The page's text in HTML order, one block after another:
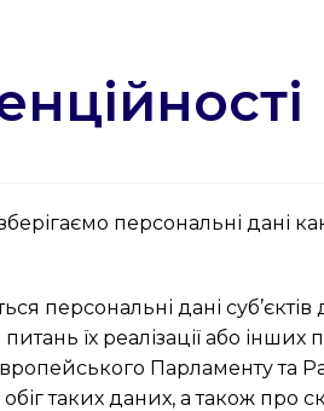
персональні дані
персональні дані
їх реалізації або
Парламенту та
таких даних, а також про